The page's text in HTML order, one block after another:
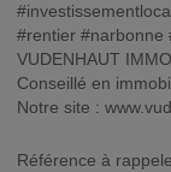
#rentier #narbonne
VUDENHAUT
Conseillé en
Notre site :
Référence à